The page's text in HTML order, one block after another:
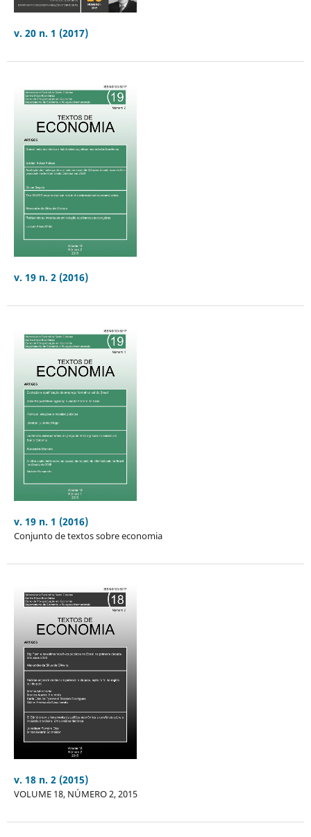
v. 20 n. 1 (2017)
v. 19 n. 2 (2016)
v. 19 n. 1 (2016)
Conjunto de textos sobre economia
v. 18 n. 2 (2015)
VOLUME 18, NÚMERO 2, 2015